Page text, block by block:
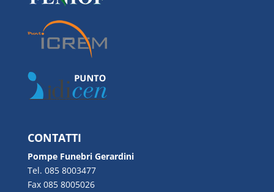
CONTATTI
Pompe Funebri Gerardini
Tel. 085 8003477
Fax 085 8005026